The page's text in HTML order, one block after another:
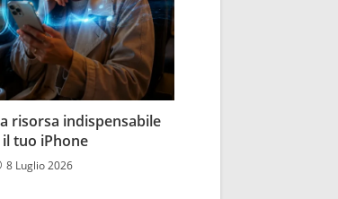
risorsa indispensabile
tuo iPhone
8 Luglio 2026